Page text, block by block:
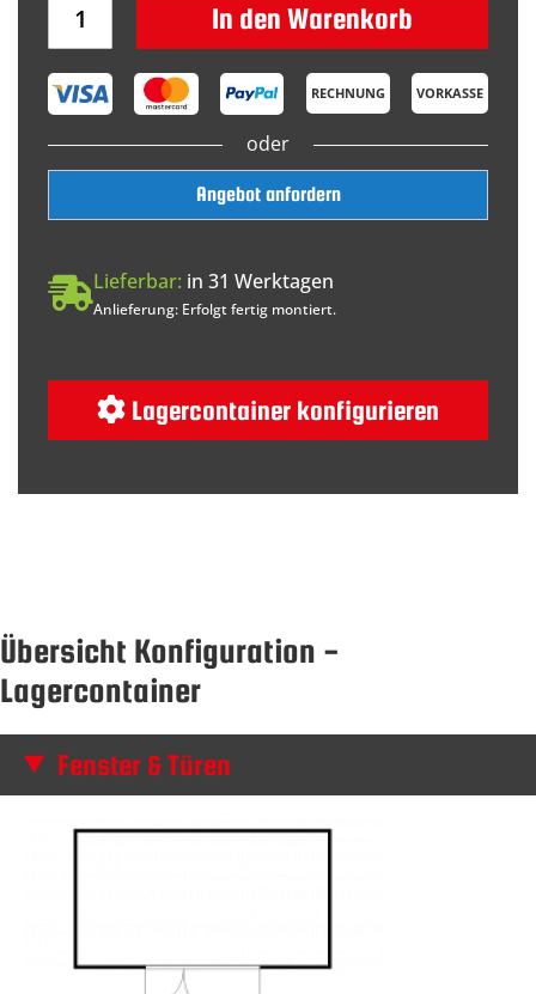
In den Warenkorb
RECHNUNG VORKASSE
oder
Angebot anfordern
Lieferbar: in 31 Werktagen
Anlieferung: Erfolgt fertig montiert.
Lagercontainer konfigurieren
Übersicht Konfiguration -
Lagercontainer
Fenster & Türen